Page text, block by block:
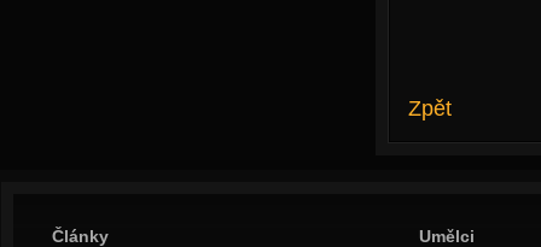
Zpět
Články Umělci